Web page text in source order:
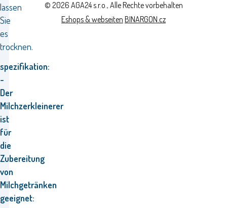
lassen
Sie
es
trocknen.
spezifikation:
-
Der
Milchzerkleinerer
ist
für
die
Zubereitung
von
Milchgetränken
geeignet:
© 2026 AGA24 s.r.o., Alle Rechte vorbehalten
Eshops & webseiten BINARGON.cz